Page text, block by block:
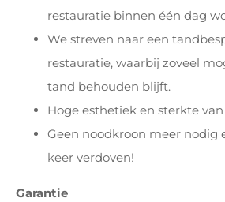
restauratie binnen één dag
We streven naar een
restauratie, waarbij zoveel
tand behouden blijft.
Hoge esthetiek en sterkte
Geen noodkroon meer nodig
keer verdoven!
Garantie